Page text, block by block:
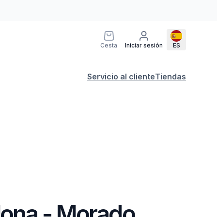
Cesta Iniciar sesión ES
Servicio al clienteTiendas